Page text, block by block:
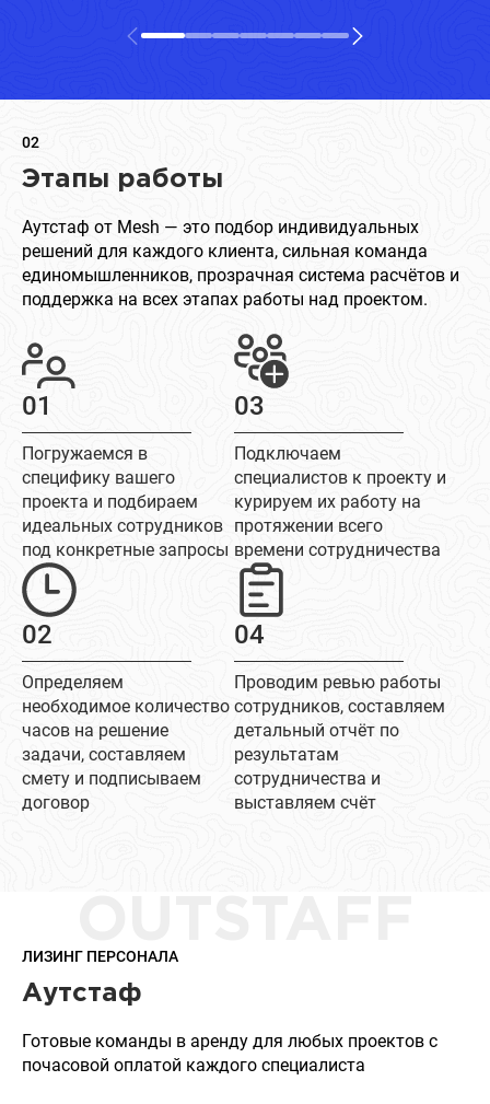
02
Этапы работы
Аутстаф от Mesh — это подбор индивидуальных
решений для каждого клиента, сильная команда
единомышленников, прозрачная система расчётов и
поддержка на всех этапах работы над проектом.
01
Погружаемся в
специфику вашего
проекта и подбираем
идеальных сотрудников
под конкретные запросы
03
Подключаем
специалистов к проекту и
курируем их работу на
протяжении всего
времени сотрудничества
02
Определяем
необходимое количество
часов на решение
задачи, составляем
смету и подписываем
договор
04
Проводим ревью работы
сотрудников, составляем
детальный отчёт по
результатам
сотрудничества и
выставляем счёт
ЛИЗИНГ ПЕРСОНАЛА
Аутстаф
Готовые команды в аренду для любых проектов с
почасовой оплатой каждого специалиста